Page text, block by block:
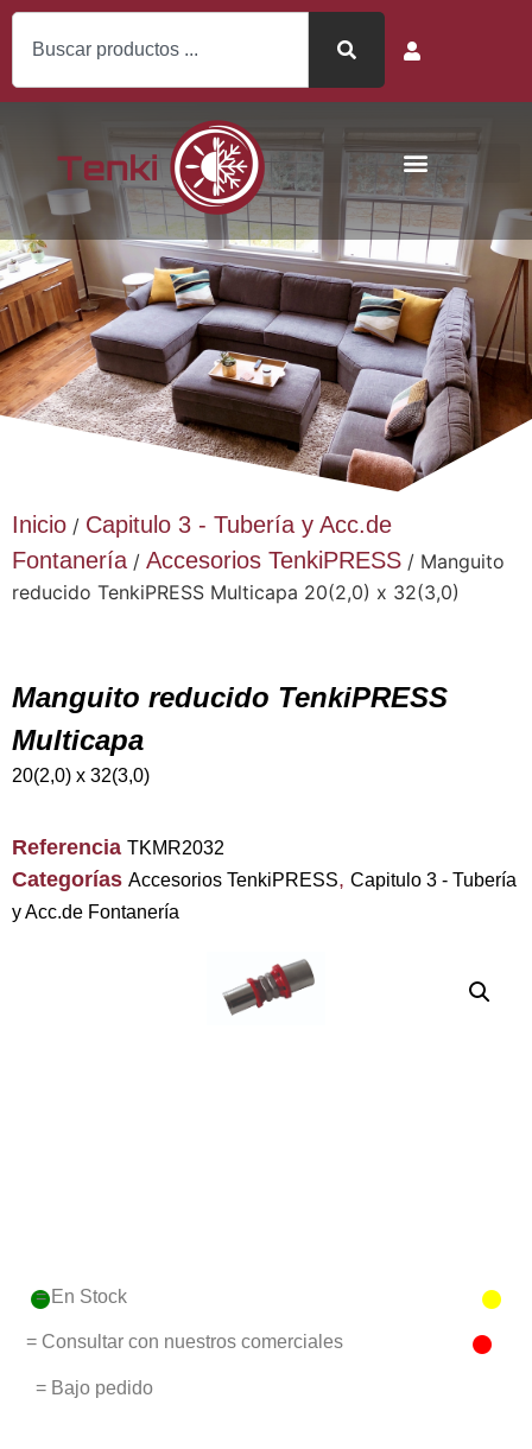
Inicio / Capitulo 3 - Tubería y Acc.de
Fontanería/ Accesorios TenkiPRESS / Manguito
reducido TenkiPRESS Multicapa 20(2,0) x 32(3,0)
Manguito reducido TenkiPRESS
Multicapa
20(2,0) x 32(3,0)
Referencia TKMR2032
Categorías Accesorios TenkiPRESS, Capitulo 3 - Tubería
y Acc.de Fontanería
= En Stock
= Consultar con nuestros comerciales
= Bajo pedido